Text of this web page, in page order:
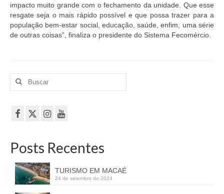
impacto muito grande com o fechamento da unidade. Que esse
resgate seja o mais rápido possível e que possa trazer para a
população bem-estar social, educação, saúde, enfim, uma série
de outras coisas”, finaliza o presidente do Sistema Fecomércio.
Buscar
por:
Posts Recentes
TURISMO EM MACAÉ
24 de setembro de 2024